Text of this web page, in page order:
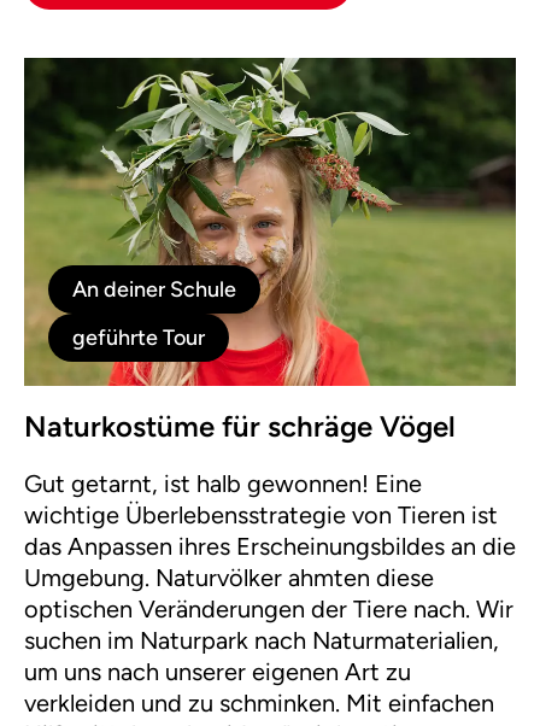
An deiner Schule
geführte Tour
Naturkostüme für schräge Vögel
Gut getarnt, ist halb gewonnen! Eine
wichtige Überlebensstrategie von Tieren ist
das Anpassen ihres Erscheinungsbildes an die
Umgebung. Naturvölker ahmten diese
optischen Veränderungen der Tiere nach. Wir
suchen im Naturpark nach Naturmaterialien,
um uns nach unserer eigenen Art zu
verkleiden und zu schminken. Mit einfachen